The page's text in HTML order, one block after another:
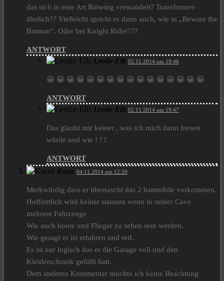
das sich in eine Art Batwing verwandelt? Transformer-
ähnlich?? Vielleicht spricht es dann auch, wie in „Beware the
Batman“. Oder bei Knight Rider???
ANTWORT
Leolie Elli 02.11.2014 um 19:46
😀 😀 😀 😀 😀 😀 😀 😀 😀 😀 😀 😀 😀 😀 😀 😀
ANTWORT
Leolie Elli 02.11.2014 um 19:47
Das glaubt mir keiner , was ich mich dann freuen
würde und wie ! ! !
ANTWORT
Katze 04.11.2014 um 12:59
Merkwürdig dass er überrascht das 2 batmobile vorkommen.
Hoffentlich wird keiner staunen wenn in seiner Cave
mehrere Fahrzeuge
Wie auch boote und Flieger zu sehen sein werden.
Wie gesagt er ist erfahren und reif.
Es ist nur logisch das er die Garage voll und den
Kleiderschrank gefüllt hatt.
Dem anderen Kommentar möchte ich keine Beachtung